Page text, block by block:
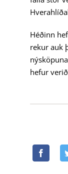
Héðinn
rekur auk
hefur